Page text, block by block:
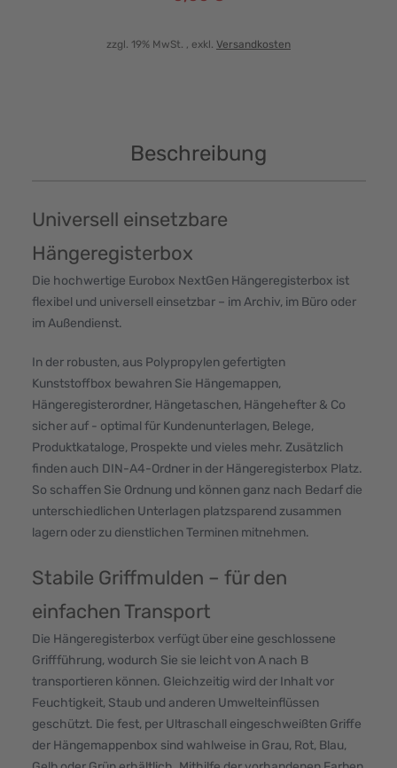
zzgl. 19% MwSt. , exkl. Versandkosten
Beschreibung
Universell einsetzbare
Hängeregisterbox
Die hochwertige Eurobox NextGen Hängeregisterbox ist
flexibel und universell einsetzbar – im Archiv, im Büro oder
im Außendienst.
In der robusten, aus Polypropylen gefertigten
Kunststoffbox bewahren Sie Hängemappen,
Hängeregisterordner, Hängetaschen, Hängehefter & Co
sicher auf - optimal für Kundenunterlagen, Belege,
Produktkataloge, Prospekte und vieles mehr. Zusätzlich
finden auch DIN-A4-Ordner in der Hängeregisterbox Platz.
So schaffen Sie Ordnung und können ganz nach Bedarf die
unterschiedlichen Unterlagen platzsparend zusammen
lagern oder zu dienstlichen Terminen mitnehmen.
Stabile Griffmulden – für den
einfachen Transport
Die Hängeregisterbox verfügt über eine geschlossene
Griffführung, wodurch Sie sie leicht von A nach B
transportieren können. Gleichzeitig wird der Inhalt vor
Feuchtigkeit, Staub und anderen Umwelteinflüssen
geschützt. Die fest, per Ultraschall eingeschweißten Griffe
der Hängemappenbox sind wahlweise in Grau, Rot, Blau,